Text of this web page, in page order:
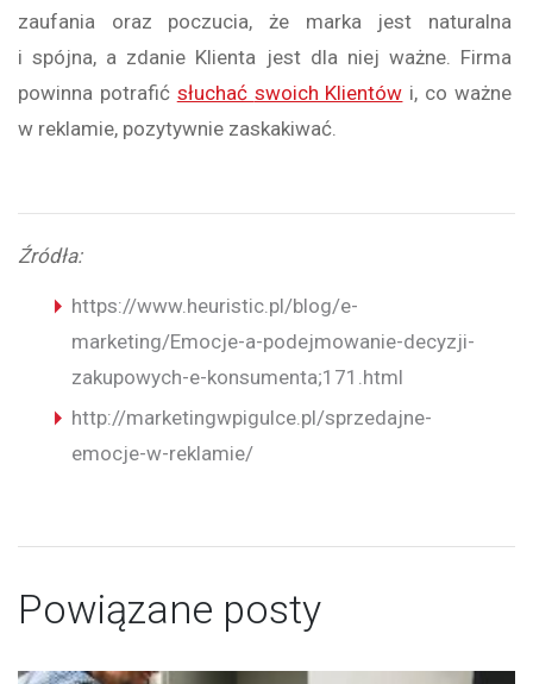
zaufania oraz poczucia, że marka jest naturalna
i spójna, a zdanie Klienta jest dla niej ważne. Firma
powinna potrafić słuchać swoich Klientów i, co ważne
w reklamie, pozytywnie zaskakiwać.
Źródła:
https://www.heuristic.pl/blog/e-
marketing/Emocje-a-podejmowanie-decyzji-
zakupowych-e-konsumenta;171.html
http://marketingwpigulce.pl/sprzedajne-
emocje-w-reklamie/
Powiązane posty